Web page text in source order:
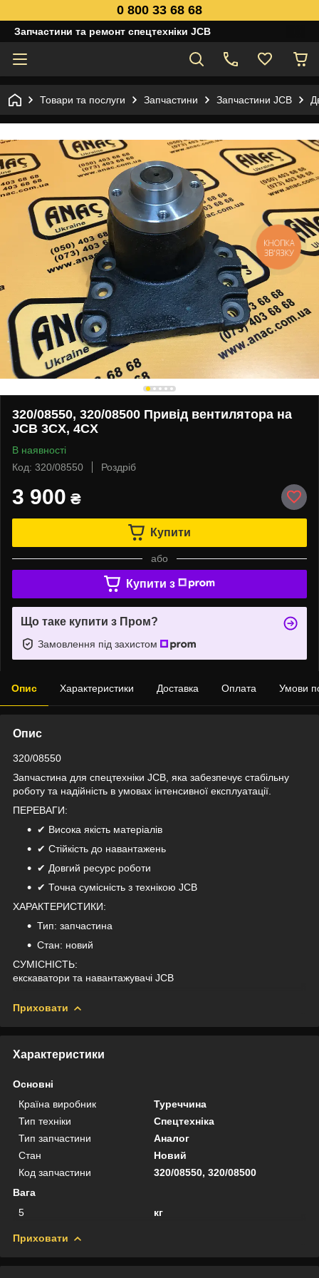
0 800 33 68 68
Запчастини та ремонт спецтехніки JCB
Товари та послуги Запчастини Запчастини JCB
320/08550, 320/08500 Привід вентилятора на
JCB 3CX, 4CX
В наявності
Код: 320/08550
Роздріб
3 900 ₴
Купити
або
Купити з
Що таке купити з Пром?
Замовлення під захистом
Опис Характеристики Доставка Оплата Умови
Опис
320/08550
Запчастина для спецтехніки JCB, яка забезпечує стабільну
роботу та надійність в умовах інтенсивної експлуатації.
ПЕРЕВАГИ:
✔ Висока якість матеріалів
✔ Стійкість до навантажень
✔ Довгий ресурс роботи
✔ Точна сумісність з технікою JCB
ХАРАКТЕРИСТИКИ:
Тип: запчастина
Стан: новий
СУМІСНІСТЬ:
екскаватори та навантажувачі JCB
Приховати
Характеристики
Основні
Країна виробник
Туреччина
Тип техніки
Спецтехніка
Тип запчастини
Аналог
Стан
Новий
Код запчастини
320/08550, 320/08500
Вага
5
кг
Приховати
КНОПКА
ЗВ'ЯЗКУ